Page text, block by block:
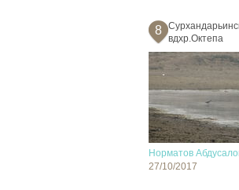
8
вдхр.Октепа
Норматов
27/10/2017